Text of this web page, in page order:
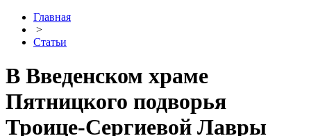
Главная
>
Статьи
В Введенском храме
Пятницкого подворья
Троице-Сергиевой Лавры